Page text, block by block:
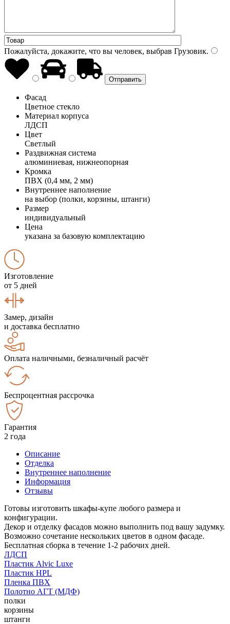
Пожалуйста, докажите, что вы человек, выбрав Грузовик.
Фасад
Цветное стекло
Материал корпуса
ЛДСП
Цвет
Светлый
Раздвижная система
алюминиевая, нижнеопорная
Кромка
ПВХ (0,4 мм, 2 мм)
Внутреннее наполнение
на выбор (полки, корзины, штанги)
Размер
индивидуальный
Цена
указана за базовую комплектацию
Изготовление
от 5 дней
Замер, дизайн
и доставка бесплатно
Оплата наличными, безналичный расчёт
Беспроцентная рассрочка
Гарантия
2 года
Описание
Отделка
Внутреннее наполнение
Информация
Отзывы
Готовы изготовить шкафы-купе любого размера и
конфигурации.
Декор и отделку фасадов можно выполнить под вашу задумку.
Возможно сочетание нескольких цветов в одном фасаде.
Бесплатная сборка в течение 1-2 рабочих дней.
ЛДСП
Пластик Alvic Luxe
Пластик HPL
Пленка ПВХ
Полотно АГТ (МДФ)
полки
корзины
штанги